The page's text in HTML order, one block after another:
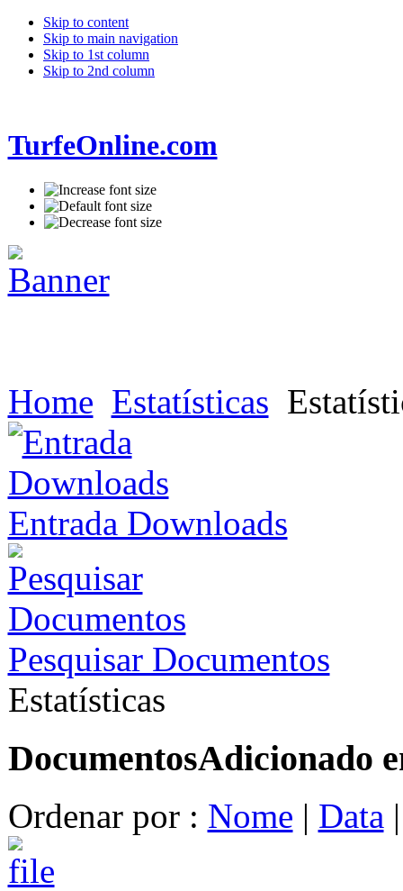
Skip to content
Skip to main navigation
Skip to 1st column
Skip to 2nd column
TurfeOnline.com
Home Estatísticas
Entrada Downloads
Pesquisar Documentos
Estatísticas
DocumentosAdicionado
Ordenar por : Nome | Data